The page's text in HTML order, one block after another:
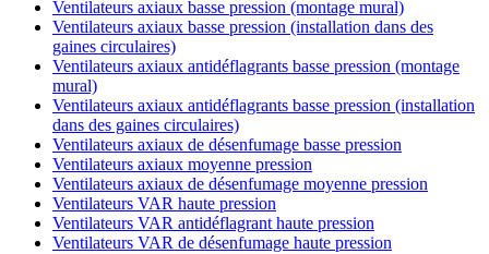
Ventilateurs axiaux basse pression (montage mural)
Ventilateurs axiaux basse pression (installation dans des
gaines circulaires)
Ventilateurs axiaux antidéflagrants basse pression (montage
mural)
Ventilateurs axiaux antidéflagrants basse pression (installation
dans des gaines circulaires)
Ventilateurs axiaux de désenfumage basse pression
Ventilateurs axiaux moyenne pression
Ventilateurs axiaux de désenfumage moyenne pression
Ventilateurs VAR haute pression
Ventilateurs VAR antidéflagrant haute pression
Ventilateurs VAR de désenfumage haute pression